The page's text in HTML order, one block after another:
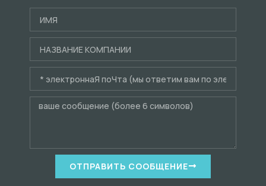
ОТПРАВИТЬ СООБЩЕНИЕ